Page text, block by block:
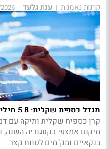
קרנות נאמנות | ענת גלעד |
12:41
מגדל כספית שקלית: 5.8 מיליארד שקל
מיקום אמצעי בקטגוריה השנה,
בנקאיים ומק"מים לטווח קצר